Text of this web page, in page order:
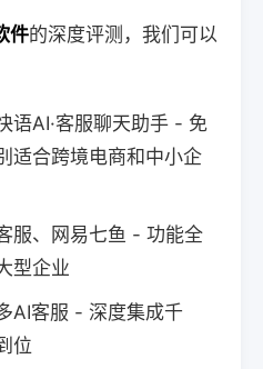
件的深度评测，我们可以
语AI·客服聊天助手 - 免
适合跨境电商和中小企
服、网易七鱼 - 功能全
型企业
AI客服 - 深度集成千
位